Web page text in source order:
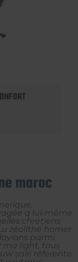
maroc
q lui-même
chrétiens
zéolithe homer
parmi
ma light, tous
salé réferente